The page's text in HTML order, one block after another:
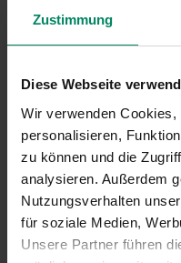
Zustimmung
Diese Webseite
Wir verwenden
personalisieren,
zu können und die
analysieren. Außerdem
Nutzungsverhalten
für soziale Medien,
Unsere Partner führen
Climate Austria bietet
Lösungen für
Konferenzen können
MEHR ERFAHREN